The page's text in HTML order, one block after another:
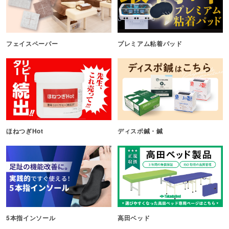
フェイスペーパー プレミアム粘着パッド
ほねつぎHot ディスポ鍼・鍼
5本指インソール 高田ベッド